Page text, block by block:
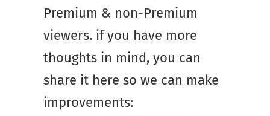
Premium & non-Premium
viewers. if you have more
thoughts in mind, you can
share it here so we can make
improvements: